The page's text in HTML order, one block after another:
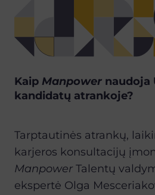
Kaip Manpower naudoja
kandidatų atrankoje?
Tarptautinės atrankų,
karjeros konsultacijų į
Manpower Talentų
ekspertė Olga